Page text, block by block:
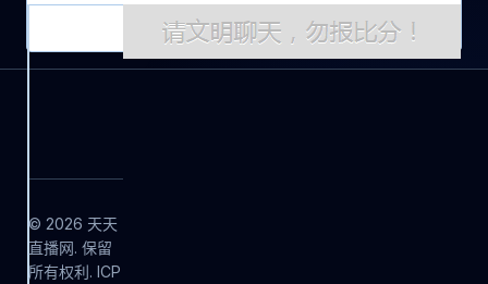
© 2026 天天
直播网. 保留
所有权利. ICP